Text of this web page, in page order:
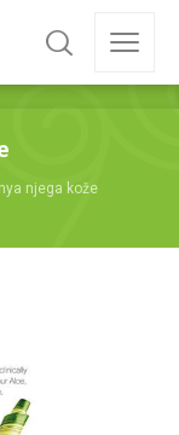
njega kože